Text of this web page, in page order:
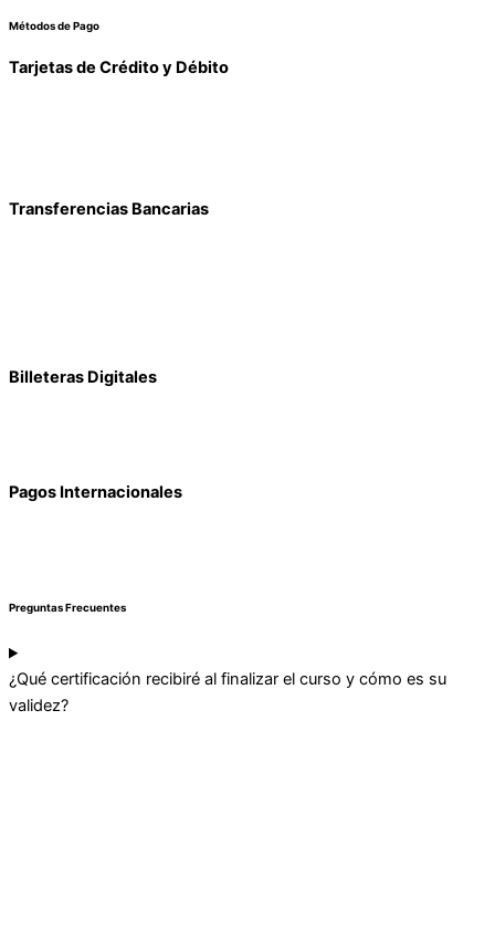
Métodos de Pago
Tarjetas de Crédito y Débito
Transferencias Bancarias
Billeteras Digitales
Pagos Internacionales
Preguntas Frecuentes
¿Qué certificación recibiré al finalizar el curso y cómo es su
validez?